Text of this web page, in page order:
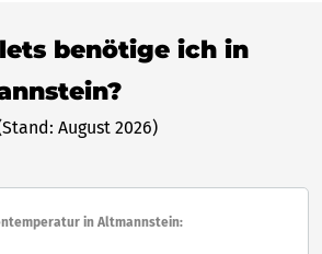
benötige ich in
August 2026)
in Altmannstein: